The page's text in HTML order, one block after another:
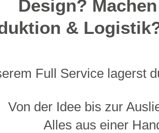
Design?
&
Full Service lagerst
Von der Idee bis zur
Alles aus einer